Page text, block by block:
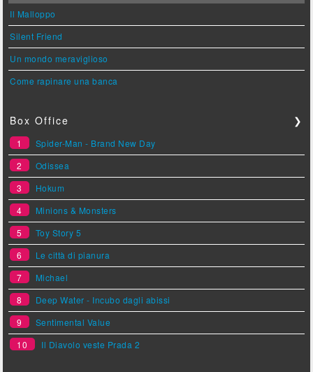
Il Malloppo
Silent Friend
Un mondo meraviglioso
Come rapinare una banca
Box Office ❯
1
Spider-Man - Brand New Day
2
Odissea
3
Hokum
4
Minions & Monsters
5
Toy Story 5
6
Le città di pianura
7
Michael
8
Deep Water - Incubo dagli abissi
9
Sentimental Value
10
Il Diavolo veste Prada 2